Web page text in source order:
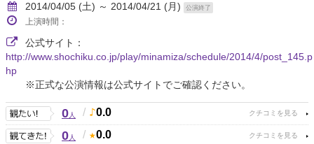
2014/04/05 (土) ～ 2014/04/21 (月)
公演終了
上演時間：
公式サイト：
http://www.shochiku.co.jp/play/minamiza/schedule/2014/4/post_145.p
hp
※正式な公演情報は公式サイトでご確認ください。
0人 / 0.0
0人 / 0.0